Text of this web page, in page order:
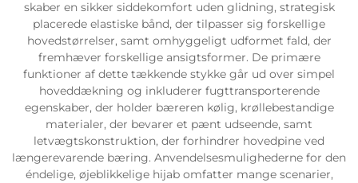
skaber en sikker siddekomfort uden glidning, strategisk
placerede elastiske bånd, der tilpasser sig forskellige
hovedstørrelser, samt omhyggeligt udformet fald, der
fremhæver forskellige ansigtsformer. De primære
funktioner af dette tækkende stykke går ud over simpel
hoveddækning og inkluderer fugttransporterende
egenskaber, der holder bæreren kølig, krøllebestandige
materialer, der bevarer et pænt udseende, samt
letvægtskonstruktion, der forhindrer hovedpine ved
længerevarende bæring. Anvendelsesmulighederne for den
éndelige, øjeblikkelige hijab omfatter mange scenarier,